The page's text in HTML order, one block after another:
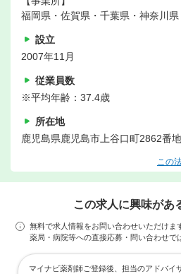
福岡県・佐賀県・千葉県・神奈川
設立
2007年11月
従業員数
※平均年齢：37.4歳
所在地
鹿児島県鹿児島市上谷口町2862番地
この
この求人に興味があ
無料で求人情報をお問い合わせいただけま
薬局・病院等への直接応募・問い合わせで
マイナビ薬剤師ご登録後、担当のアドバイ